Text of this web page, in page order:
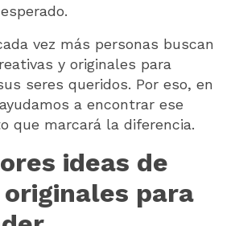
vez más personas buscan
y originales para
seres queridos. Por eso, en
a encontrar ese
que marcará la diferencia.
ideas de
para